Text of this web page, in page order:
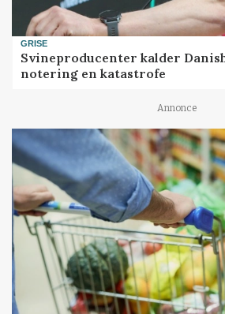
GRISE
Svineproducenter kalder
notering en katastrofe
Annonce